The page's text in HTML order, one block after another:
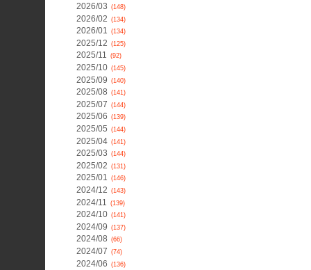
2026/03 (148)
2026/02 (134)
2026/01 (134)
2025/12 (125)
2025/11 (92)
2025/10 (145)
2025/09 (140)
2025/08 (141)
2025/07 (144)
2025/06 (139)
2025/05 (144)
2025/04 (141)
2025/03 (144)
2025/02 (131)
2025/01 (146)
2024/12 (143)
2024/11 (139)
2024/10 (141)
2024/09 (137)
2024/08 (66)
2024/07 (74)
2024/06 (136)